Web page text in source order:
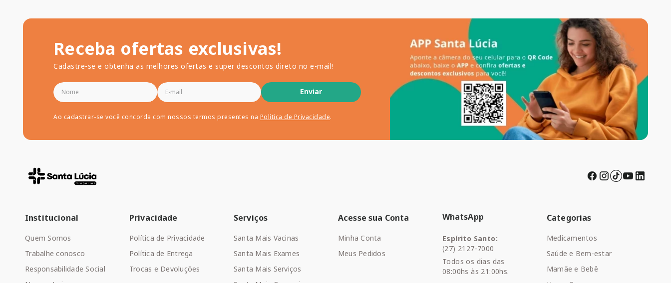
Receba ofertas exclusivas!
Cadastre-se e obtenha as melhores ofertas e super descontos direto no e-mail!
Enviar
Ao cadastrar-se você concorda com nossos termos presentes na Política de Privacidade.
Institucional
Quem Somos
Trabalhe conosco
Responsabilidade Social
Privacidade
Política de Privacidade
Política de Entrega
Trocas e Devoluções
Serviços
Santa Mais Vacinas
Santa Mais Exames
Santa Mais Serviços
Acesse sua Conta
Minha Conta
Meus Pedidos
WhatsApp
Espírito Santo:
(27) 2127-7000
Todos os dias das
08:00hs às 21:00hs.
Categorias
Medicamentos
Saúde e Bem-estar
Mamãe e Bebê